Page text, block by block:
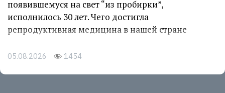
появившемуся на свет “из пробирки”,
исполнилось 30 лет. Чего достигла
репродуктивная медицина в нашей стране
05.08.2026 1454